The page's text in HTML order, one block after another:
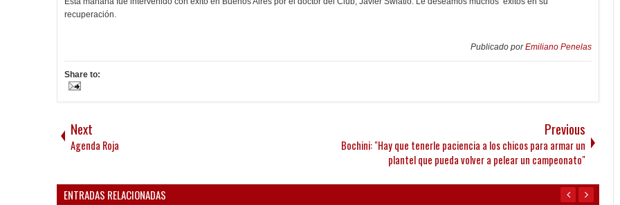
recuperación.
Publicado porEmiliano Penelas
Share to:
Next
Agenda Roja
Previous
Bochini: "Hay que tenerle paciencia a los chicos para armar un
plantel que pueda volver a pelear un campeonato"
ENTRADAS RELACIONADAS